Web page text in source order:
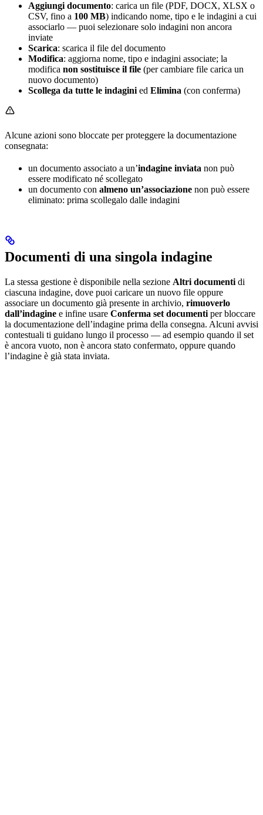
Aggiungi documento: carica un file (PDF, DOCX, XLSX o
CSV, fino a 100 MB) indicando nome, tipo e le indagini a cui
associarlo — puoi selezionare solo indagini non ancora
inviate
Scarica: scarica il file del documento
Modifica: aggiorna nome, tipo e indagini associate; la
modifica non sostituisce il file (per cambiare file carica un
nuovo documento)
Scollega da tutte le indagini ed Elimina (con conferma)
Alcune azioni sono bloccate per proteggere la documentazione
consegnata:
un documento associato a un’indagine inviata non può
essere modificato né scollegato
un documento con almeno un’associazione non può essere
eliminato: prima scollegalo dalle indagini
Documenti di una singola indagine
La stessa gestione è disponibile nella sezione Altri documenti di
ciascuna indagine, dove puoi caricare un nuovo file oppure
associare un documento già presente in archivio, rimuoverlo
dall’indagine e infine usare Conferma set documenti per bloccare
la documentazione dell’indagine prima della consegna. Alcuni avvisi
contestuali ti guidano lungo il processo — ad esempio quando il set
è ancora vuoto, non è ancora stato confermato, oppure quando
l’indagine è già stata inviata.